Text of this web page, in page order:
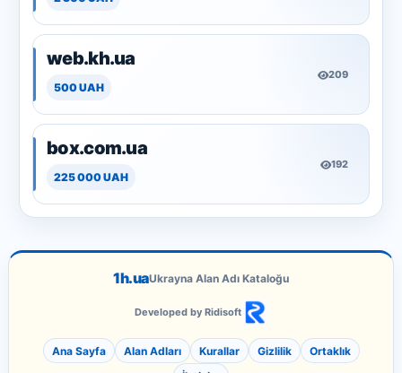
web.kh.ua
500 UAH
209
box.com.ua
225 000 UAH
192
1h.uaUkrayna Alan Adı Kataloğu
Developed by Ridisoft
Ana Sayfa Alan Adları Kurallar Gizlilik
Ortaklık